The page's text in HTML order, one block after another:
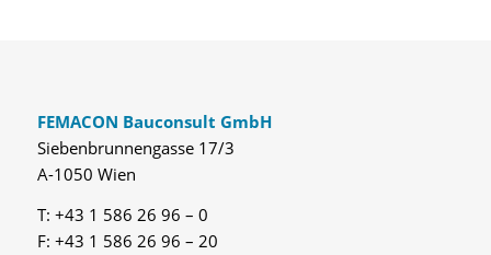
FEMACON Bauconsult GmbH
Siebenbrunnengasse 17/3
A-1050 Wien
T: +43 1 586 26 96 – 0
F: +43 1 586 26 96 – 20